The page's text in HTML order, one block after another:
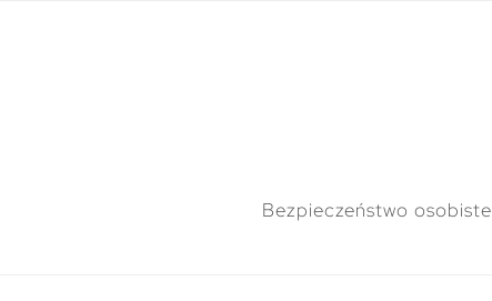
Bezpieczeństwo osobiste